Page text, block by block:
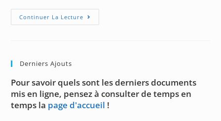
Continuer La Lecture Exercices
Sur
Derniers Ajouts
Pour savoir quels sont les derniers documents
mis en ligne, pensez à consulter de temps en
temps la page d'accueil !